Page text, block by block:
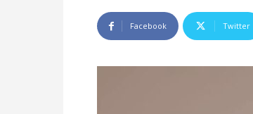
Facebook Twitter